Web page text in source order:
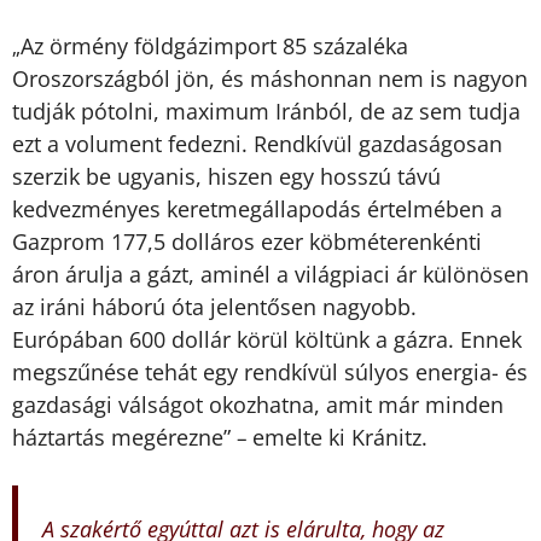
„Az örmény földgázimport 85 százaléka
Oroszországból jön, és máshonnan nem is nagyon
tudják pótolni, maximum Iránból, de az sem tudja
ezt a volument fedezni. Rendkívül gazdaságosan
szerzik be ugyanis, hiszen egy hosszú távú
kedvezményes keretmegállapodás értelmében a
Gazprom 177,5 dolláros ezer köbméterenkénti
áron árulja a gázt, aminél a világpiaci ár különösen
az iráni háború óta jelentősen nagyobb.
Európában 600 dollár körül költünk a gázra. Ennek
megszűnése tehát egy rendkívül súlyos energia- és
gazdasági válságot okozhatna, amit már minden
háztartás megérezne” – emelte ki Kránitz.
A szakértő egyúttal azt is elárulta, hogy az